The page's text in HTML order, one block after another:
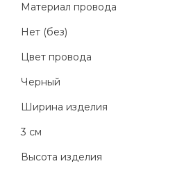
Материал провода
Нет (без)
Цвет провода
Черный
Ширина изделия
3 см
Высота изделия